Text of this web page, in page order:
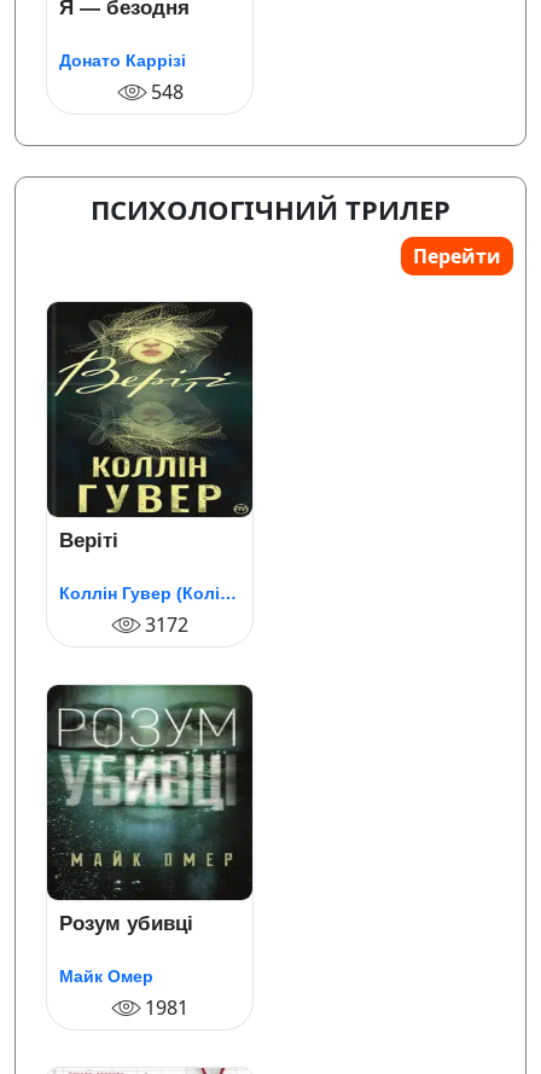
Я — безодня
Донато Каррізі
548
ПСИХОЛОГІЧНИЙ ТРИЛЕР
Перейти
Веріті
Коллін Гувер (Колін Гувер)
3172
Розум убивці
Майк Омер
1981